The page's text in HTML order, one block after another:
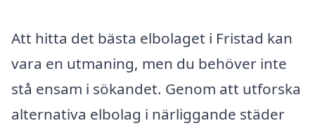
Att hitta det bästa elbolaget i Fristad kan
vara en utmaning, men du behöver inte
stå ensam i sökandet. Genom att utforska
alternativa elbolag i närliggande städer